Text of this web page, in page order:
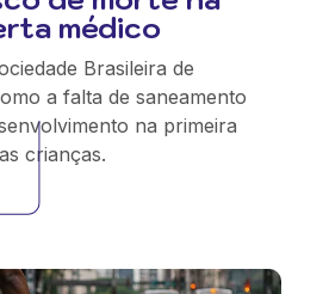
médico
Brasileira de
a falta de saneamento
na primeira
crianças.